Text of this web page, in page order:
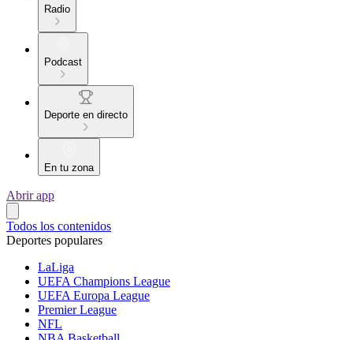
Radio
Podcast
Deporte en directo
En tu zona
Abrir app
Todos los contenidos
Deportes populares
LaLiga
UEFA Champions League
UEFA Europa League
Premier League
NFL